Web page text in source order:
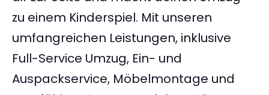
zu einem Kinderspiel. Mit unseren
umfangreichen Leistungen, inklusive
Full-Service Umzug, Ein- und
Auspackservice, Möbelmontage und